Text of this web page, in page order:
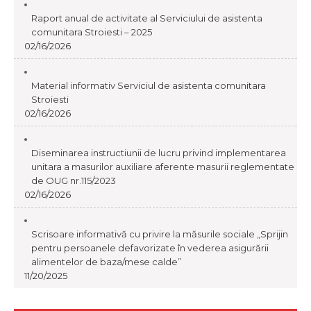
Raport anual de activitate al Serviciului de asistenta
comunitara Stroiesti – 2025
02/16/2026
Material informativ Serviciul de asistenta comunitara
Stroiesti
02/16/2026
Diseminarea instructiunii de lucru privind implementarea
unitara a masurilor auxiliare aferente masurii reglementate
de OUG nr.115/2023
02/16/2026
Scrisoare informativă cu privire la măsurile sociale „Sprijin
pentru persoanele defavorizate în vederea asigurării
alimentelor de baza/mese calde”
11/20/2025